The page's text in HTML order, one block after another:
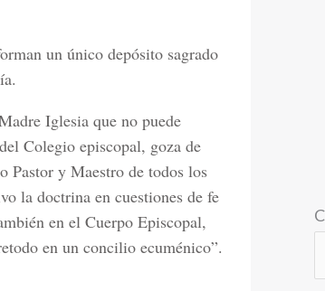
un único depósito sagrado
Iglesia que no puede
Colegio episcopal, goza de
Pastor y Maestro de todos los
la doctrina en cuestiones de fe
en el Cuerpo Episcopal,
en un concilio ecuménico”.